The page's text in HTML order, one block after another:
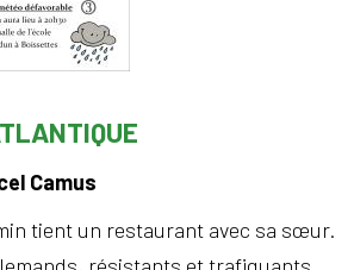
Camus
tient un restaurant avec sa sœur.